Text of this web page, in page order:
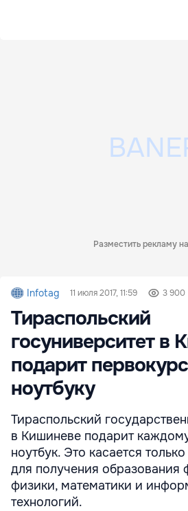
Разместить рекламу
Infotag 11 июля 2017, 11:59 3 900
Тираспольский
госуниверситет в
подарит
ноутбуку
Тираспольский
в Кишиневе подарит
ноутбук. Это касается
для получения образования
физики, математики и
технологий.